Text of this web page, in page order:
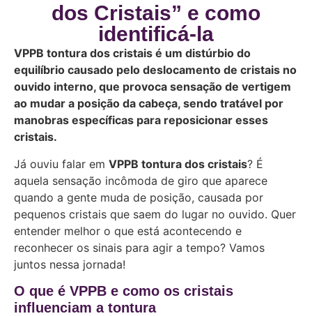
dos Cristais” e como
identificá-la
VPPB tontura dos cristais é um distúrbio do
equilíbrio causado pelo deslocamento de cristais no
ouvido interno, que provoca sensação de vertigem
ao mudar a posição da cabeça, sendo tratável por
manobras específicas para reposicionar esses
cristais.
Já ouviu falar em VPPB tontura dos cristais? É
aquela sensação incômoda de giro que aparece
quando a gente muda de posição, causada por
pequenos cristais que saem do lugar no ouvido. Quer
entender melhor o que está acontecendo e
reconhecer os sinais para agir a tempo? Vamos
juntos nessa jornada!
O que é VPPB e como os cristais
influenciam a tontura